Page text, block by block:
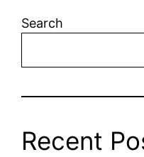
Search
Recent